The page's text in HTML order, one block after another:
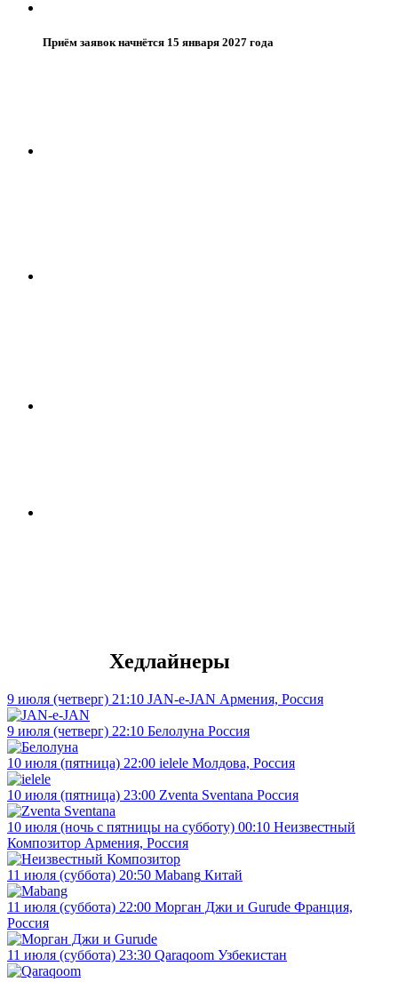
Приём заявок начнётся 15 января 2027 года
Хедлайнеры
9 июля (четверг) 21:10 JAN-e-JAN Армения, Россия
9 июля (четверг) 22:10 Белолуна Россия
10 июля (пятница) 22:00 ielele Молдова, Россия
10 июля (пятница) 23:00 Zventa Sventana Россия
10 июля (ночь с пятницы на субботу) 00:10 Неизвестный
Композитор Армения, Россия
11 июля (суббота) 20:50 Mabang Китай
11 июля (суббота) 22:00 Морган Джи и Gurude Франция,
Россия
11 июля (суббота) 23:30 Qaraqoom Узбекистан